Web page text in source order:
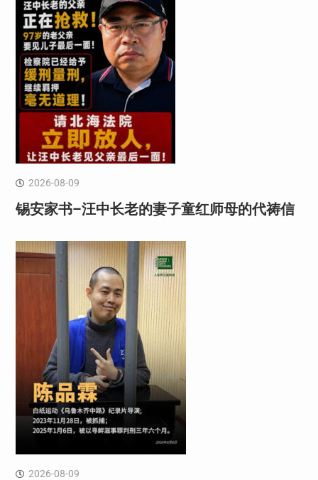
2026-08-09
锡安家书–汪中长老的妻子童红⁩师母的代祷信
2026-08-09